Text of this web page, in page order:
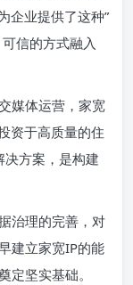
企业提供了这种”
信的方式融入
媒体运营，家宽
资于高质量的住
方案，是构建
治理的完善，对
建立家宽IP的能
定坚实基础。